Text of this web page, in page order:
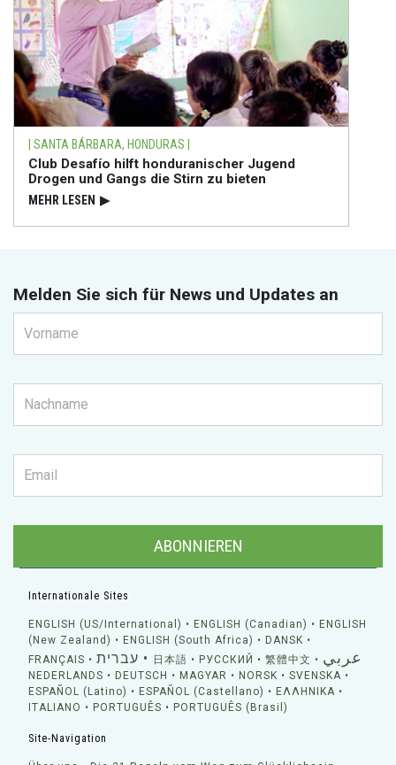
| SANTA BÁRBARA, HONDURAS |
Club Desafío hilft honduranischer Jugend
Drogen und Gangs die Stirn zu bieten
MEHR LESEN ▶
Melden Sie sich für News und Updates an
ABONNIEREN
Internationale Sites
ENGLISH (US/International) ENGLISH (Canadian)
ENGLISH
(New Zealand)
ENGLISH (South Africa)
DANSK
FRANÇAIS
עברית 日本語 РУССКИЙ 繁體中文 عربي
NEDERLANDS DEUTSCH MAGYAR NORSK
SVENSKA
ESPAÑOL (Latino)
ESPAÑOL (Castellano)
ΕΛΛΗΝΙΚA
ITALIANO
PORTUGUÊS PORTUGUÊS (Brasil)
Site-Navigation